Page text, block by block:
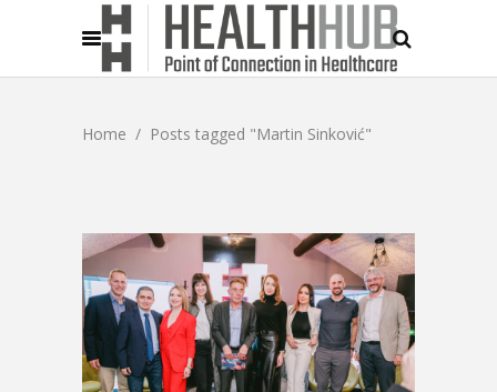
Home / Posts tagged "Martin Sinković"